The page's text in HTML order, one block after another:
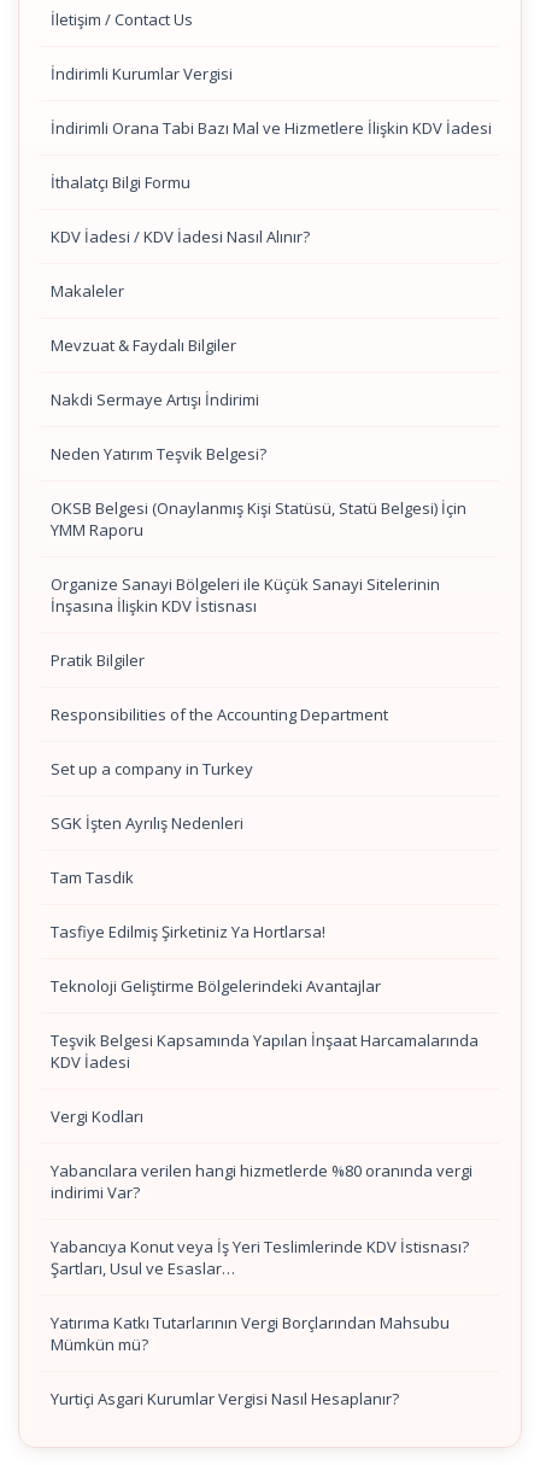
İletişim / Contact Us
İndirimli Kurumlar Vergisi
İndirimli Orana Tabi Bazı Mal ve Hizmetlere İlişkin KDV İadesi
İthalatçı Bilgi Formu
KDV İadesi / KDV İadesi Nasıl Alınır?
Makaleler
Mevzuat & Faydalı Bilgiler
Nakdi Sermaye Artışı İndirimi
Neden Yatırım Teşvik Belgesi?
OKSB Belgesi (Onaylanmış Kişi Statüsü, Statü Belgesi) İçin
YMM Raporu
Organize Sanayi Bölgeleri ile Küçük Sanayi Sitelerinin
İnşasına İlişkin KDV İstisnası
Pratik Bilgiler
Responsibilities of the Accounting Department
Set up a company in Turkey
SGK İşten Ayrılış Nedenleri
Tam Tasdik
Tasfiye Edilmiş Şirketiniz Ya Hortlarsa!
Teknoloji Geliştirme Bölgelerindeki Avantajlar
Teşvik Belgesi Kapsamında Yapılan İnşaat Harcamalarında
KDV İadesi
Vergi Kodları
Yabancılara verilen hangi hizmetlerde %80 oranında vergi
indirimi Var?
Yabancıya Konut veya İş Yeri Teslimlerinde KDV İstisnası?
Şartları, Usul ve Esaslar…
Yatırıma Katkı Tutarlarının Vergi Borçlarından Mahsubu
Mümkün mü?
Yurtiçi Asgari Kurumlar Vergisi Nasıl Hesaplanır?